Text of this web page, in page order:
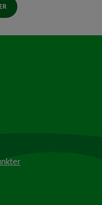
webbplats, öppnas i nytt